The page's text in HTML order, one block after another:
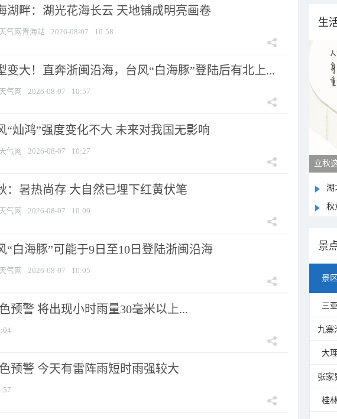
湖畔：湖光花海长云 天地铺成明亮画卷
气网青海站 2026-08-07 10:58
变大！直奔浙闽沿海，台风“白海豚”登陆后有北上...
气网 2026-08-07 10:57
“灿鸿”强度变化不大 未来对我国无影响
气网 2026-08-07 10:27
：暑热尚存 大自然已埋下红黄伏笔
气网 2026-08-07 10:09
“白海豚”可能于9日至10日登陆浙闽沿海
气网 2026-08-07 10:05
预警 将出现小时雨量30毫米以上...
预警 今天有雷阵雨短时雨强较大
生
立秋
湖
秋
景
景区
三亚
九寨
大理
张家
桂